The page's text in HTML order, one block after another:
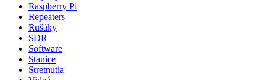
Raspberry Pi
Repeaters
Rušáky
SDR
Software
Stanice
Stretnutia